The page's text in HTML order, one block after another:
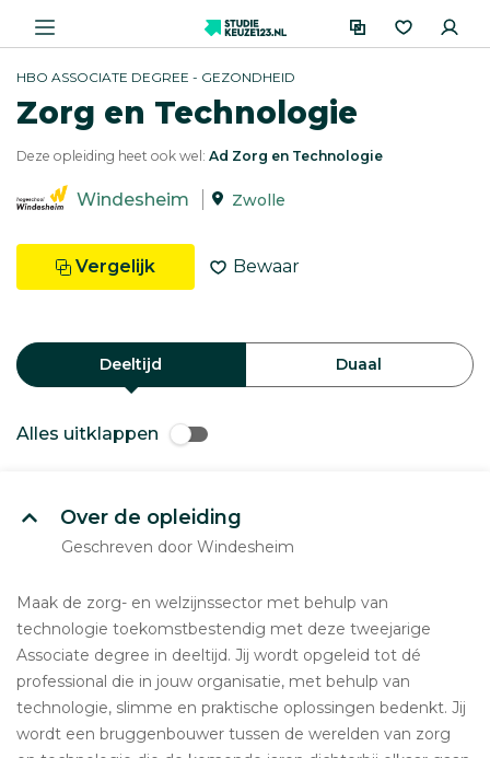
HBO ASSOCIATE DEGREE - GEZONDHEID
Zorg en Technologie
Deze opleiding heet ook wel: Ad Zorg en Technologie
Windesheim Zwolle
Vergelijk Bewaar
Deeltijd Duaal
Alles uitklappen
Over de opleiding
Geschreven door Windesheim
Maak de zorg- en welzijnssector met behulp van
technologie toekomstbestendig met deze tweejarige
Associate degree in deeltijd. Jij wordt opgeleid tot dé
professional die in jouw organisatie, met behulp van
technologie, slimme en praktische oplossingen bedenkt. Jij
wordt een bruggenbouwer tussen de werelden van zorg